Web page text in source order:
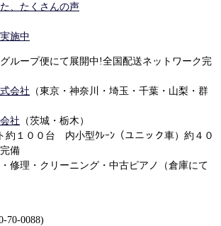
、たくさんの声
施中
ループ便にて展開中!全国配送ネットワーク完
会社 （東京・神奈川・埼玉・千葉・山梨・群
社 （茨城・栃木）
約１００台 内小型ｸﾚｰﾝ（ユニック車）約４０
備
修理・クリーニング・中古ピアノ（倉庫にて
70-0088)